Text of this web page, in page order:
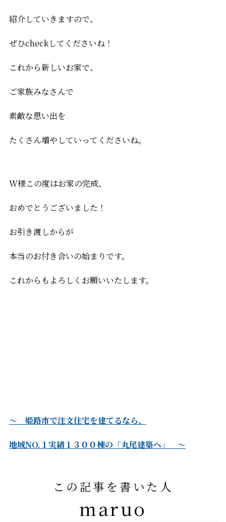
紹介していきますので、
ぜひcheckしてくださいね！
これから新しいお家で、
ご家族みなさんで
素敵な思い出を
たくさん増やしていってくださいね。
W様この度はお家の完成、
おめでとうございました！
お引き渡しからが
本当のお付き合いの始まりです。
これからもよろしくお願いいたします。
～ 姫路市で注文住宅を建てるなら、
地域NO.１実績１３００棟の「丸尾建築へ」 ～
この記事を書いた人
maruo